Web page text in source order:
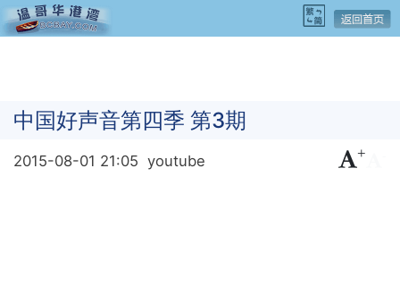
中国好声音第四季 第3期
2015-08-01 21:05 youtube +